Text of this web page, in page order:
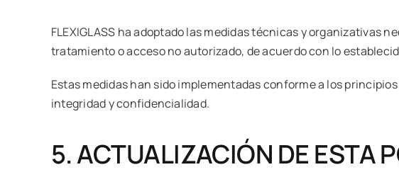
FLEXIGLASS ha adoptado las medidas técnicas y organizativas
tratamiento o acceso no autorizado, de acuerdo con lo
Estas medidas han sido implementadas conforme a los
integridad y confidencialidad.
5. ACTUALIZACIÓN DE ESTA